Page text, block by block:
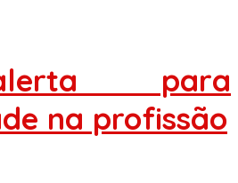
para
na profissão